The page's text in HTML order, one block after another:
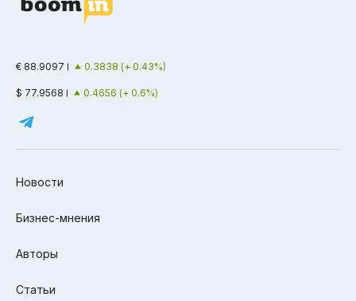
€ 88.9097 0.3838 (+ 0.43%)
$ 77.9568 0.4656 (+ 0.6%)
Новости
Бизнес-мнения
Авторы
Статьи